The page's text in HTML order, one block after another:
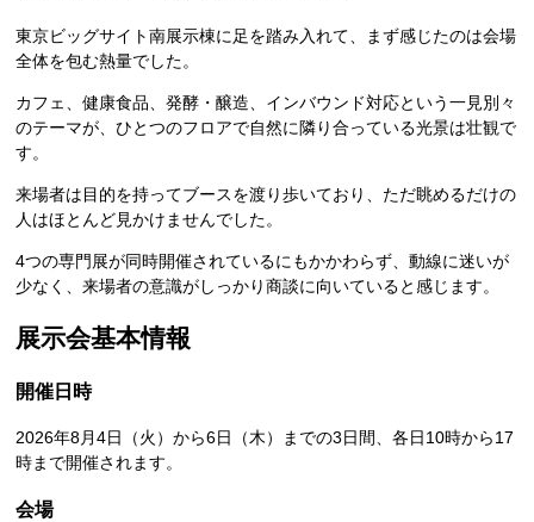
東京ビッグサイト南展示棟に足を踏み入れて、まず感じたのは会場
全体を包む熱量でした。
カフェ、健康食品、発酵・醸造、インバウンド対応という一見別々
のテーマが、ひとつのフロアで自然に隣り合っている光景は壮観で
す。
来場者は目的を持ってブースを渡り歩いており、ただ眺めるだけの
人はほとんど見かけませんでした。
4つの専門展が同時開催されているにもかかわらず、動線に迷いが
少なく、来場者の意識がしっかり商談に向いていると感じます。
展示会基本情報
開催日時
2026年8月4日（火）から6日（木）までの3日間、各日10時から17
時まで開催されます。
会場